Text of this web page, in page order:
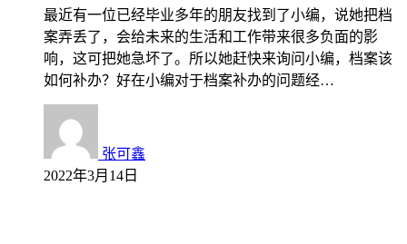
最近有一位已经毕业多年的朋友找到了小编，说她把档
案弄丢了，会给未来的生活和工作带来很多负面的影
响，这可把她急坏了。所以她赶快来询问小编，档案该
如何补办？好在小编对于档案补办的问题经…
张可鑫
2022年3月14日